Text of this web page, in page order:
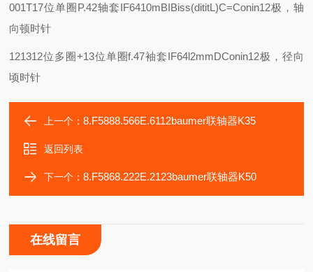
001T17位单圈 P.42轴套IF6410mBIBiss(dititL)C=Conin12极，轴
向顿时针
121312位多圈+13位单圈f.47袖套IF64l2mmDConin12极，径向
顷时针
上一个：8.F5888.566E.6112baumer联轴器K35
返回列表
下一个：8.F5868.222E.2123baumer联轴器K50
在线留言